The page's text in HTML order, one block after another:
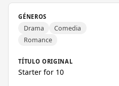
GÉNEROS
Drama
Comedia
Romance
TÍTULO ORIGINAL
Starter for 10